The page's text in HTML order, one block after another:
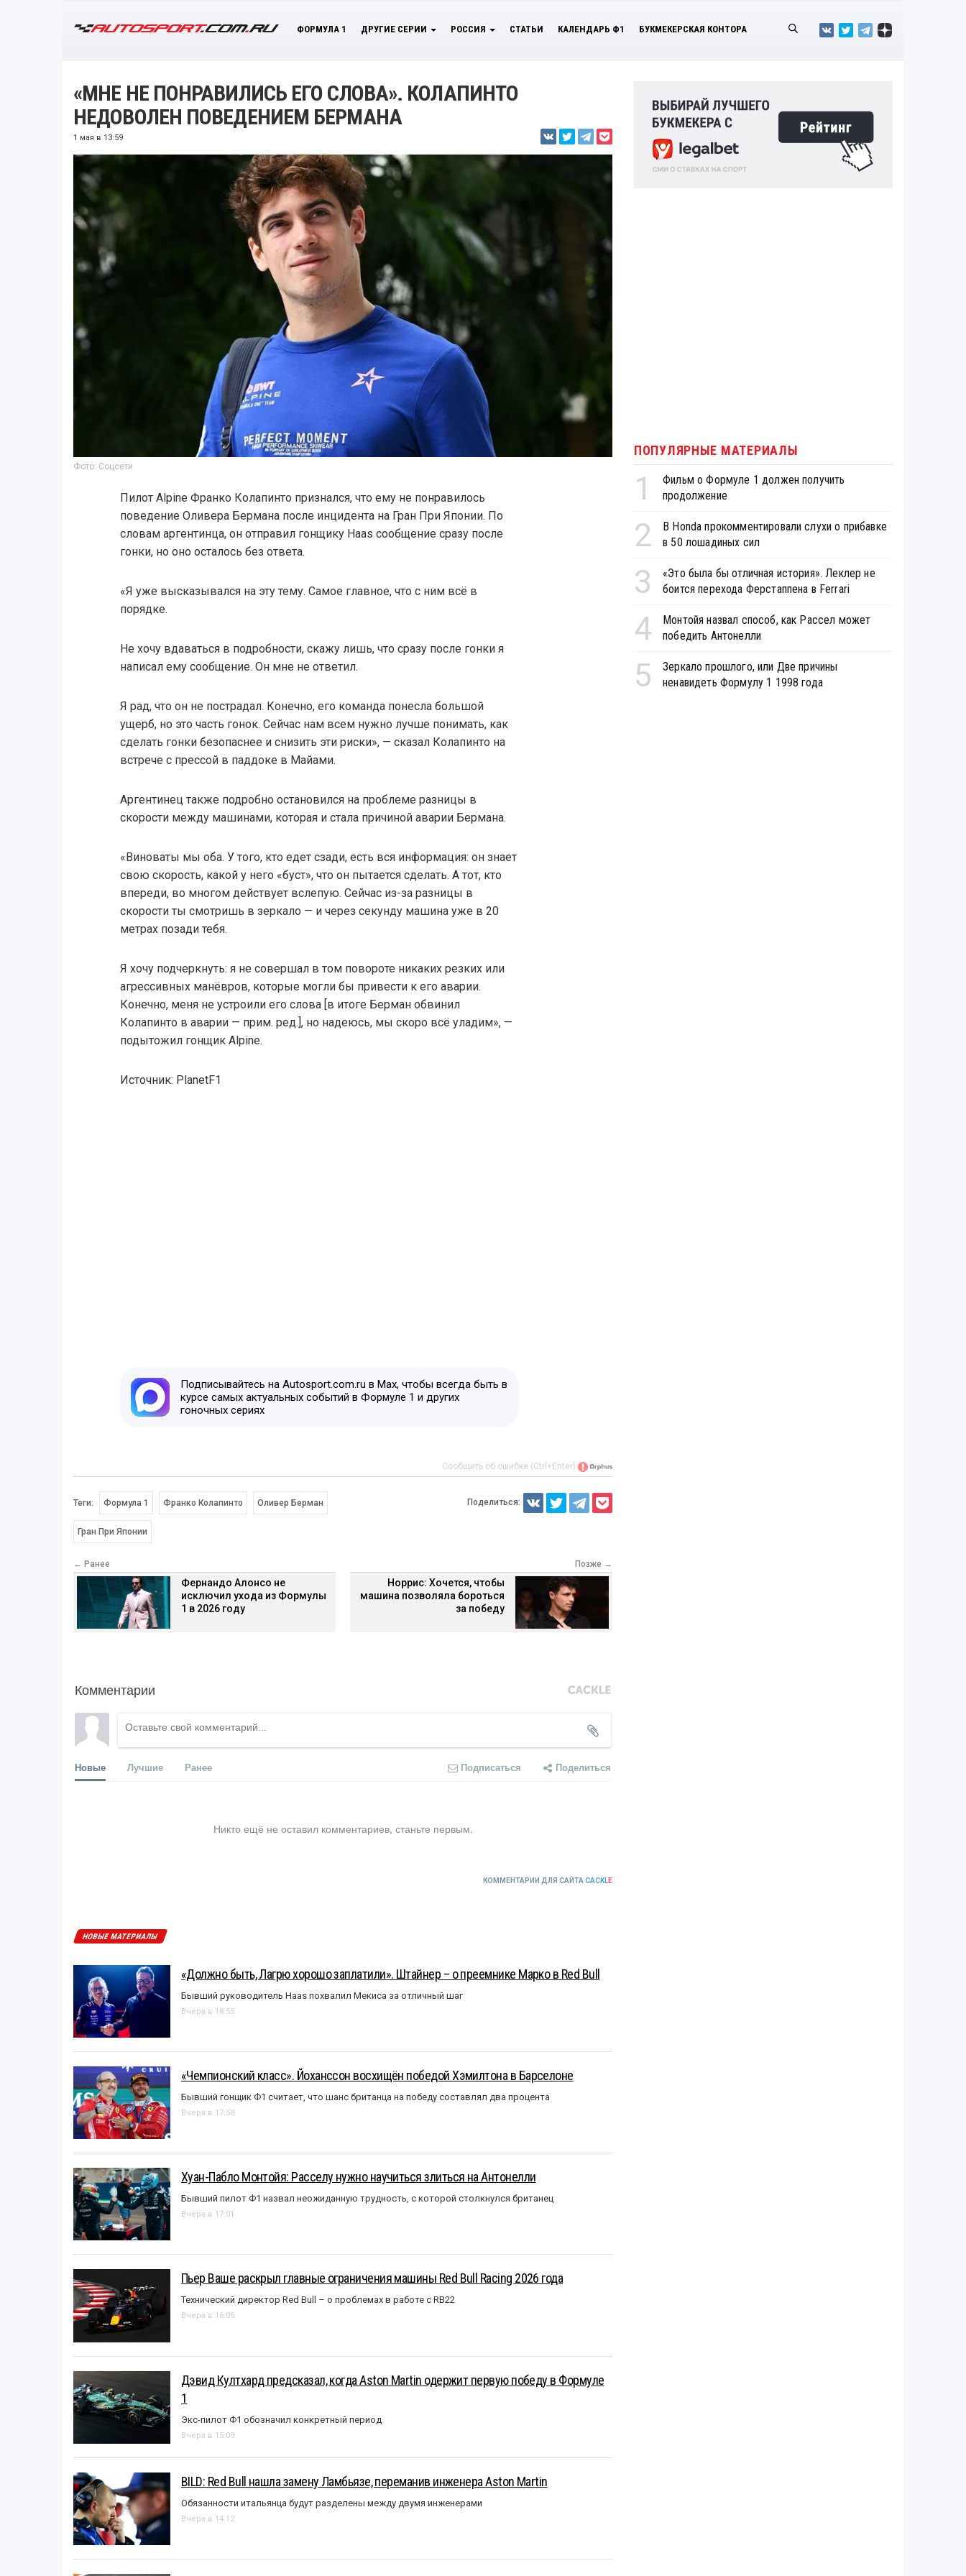
ФОРМУЛА 1 ДРУГИЕ СЕРИИ РОССИЯ СТАТЬИ КАЛЕНДАРЬ Ф1 БУКМЕКЕРСКАЯ КОНТОРА
«МНЕ НЕ ПОНРАВИЛИСЬ ЕГО СЛОВА». КОЛАПИНТО
НЕДОВОЛЕН ПОВЕДЕНИЕМ БЕРМАНА
1 мая в 13:59
Фото: Соцсети
Пилот Alpine Франко Колапинто признался, что ему не понравилось
поведение Оливера Бермана после инцидента на Гран При Японии. По
словам аргентинца, он отправил гонщику Haas сообщение сразу после
гонки, но оно осталось без ответа.
«Я уже высказывался на эту тему. Самое главное, что с ним всё в
порядке.
Не хочу вдаваться в подробности, скажу лишь, что сразу после гонки я
написал ему сообщение. Он мне не ответил.
Я рад, что он не пострадал. Конечно, его команда понесла большой
ущерб, но это часть гонок. Сейчас нам всем нужно лучше понимать, как
сделать гонки безопаснее и снизить эти риски», — сказал Колапинто на
встрече с прессой в паддоке в Майами.
Аргентинец также подробно остановился на проблеме разницы в
скорости между машинами, которая и стала причиной аварии Бермана.
«Виноваты мы оба. У того, кто едет сзади, есть вся информация: он знает
свою скорость, какой у него «буст», что он пытается сделать. А тот, кто
впереди, во многом действует вслепую. Сейчас из-за разницы в
скорости ты смотришь в зеркало — и через секунду машина уже в 20
метрах позади тебя.
Я хочу подчеркнуть: я не совершал в том повороте никаких резких или
агрессивных манёвров, которые могли бы привести к его аварии.
Конечно, меня не устроили его слова [в итоге Берман обвинил
Колапинто в аварии — прим. ред.], но надеюсь, мы скоро всё уладим», —
подытожил гонщик Alpine.
Источник: PlanetF1
Подписывайтесь на Autosport.com.ru в Max, чтобы всегда быть в
курсе самых актуальных событий в Формуле 1 и других
гоночных сериях
Сообщить об ошибке (Ctrl+Enter)
Теги: Формула 1 Франко Колапинто Оливер Берман
Гран При Японии
Поделиться:
← Ранее
Фернандо Алонсо не
исключил ухода из Формулы
1 в 2026 году
Позже →
Норрис: Хочется, чтобы
машина позволяла бороться
за победу
Комментарии
Новые Лучшие Ранее Подписаться Поделиться
Никто ещё не оставил комментариев, станьте первым.
КОММЕНТАРИИ ДЛЯ САЙТА CACKLE
НОВЫЕ МАТЕРИАЛЫ
«Должно быть, Лагрю хорошо заплатили». Штайнер – о преемнике Марко в Red Bull
Бывший руководитель Haas похвалил Мекиса за отличный шаг
Вчера в 18:55
«Чемпионский класс». Йоханссон восхищён победой Хэмилтона в Барселоне
Бывший гонщик Ф1 считает, что шанс британца на победу составлял два процента
Вчера в 17:58
Хуан-Пабло Монтойя: Расселу нужно научиться злиться на Антонелли
Бывший пилот Ф1 назвал неожиданную трудность, с которой столкнулся британец
Вчера в 17:01
Пьер Ваше раскрыл главные ограничения машины Red Bull Racing 2026 года
Технический директор Red Bull – о проблемах в работе с RB22
Вчера в 16:05
Дэвид Култхард предсказал, когда Aston Martin одержит первую победу в Формуле
1
Экс-пилот Ф1 обозначил конкретный период
Вчера в 15:09
BILD: Red Bull нашла замену Ламбьязе, переманив инженера Aston Martin
Обязанности итальянца будут разделены между двумя инженерами
Вчера в 14:12
ПОПУЛЯРНЫЕ МАТЕРИАЛЫ
1
Фильм о Формуле 1 должен получить
продолжение
2
В Honda прокомментировали слухи о прибавке
в 50 лошадиных сил
3
«Это была бы отличная история». Леклер не
боится перехода Ферстаппена в Ferrari
4
Монтойя назвал способ, как Рассел может
победить Антонелли
5
Зеркало прошлого, или Две причины
ненавидеть Формулу 1 1998 года